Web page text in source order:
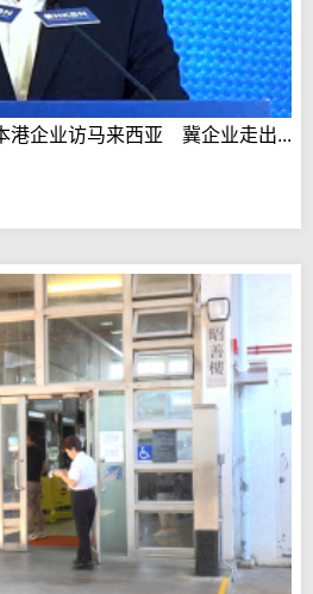
港企业访马来西亚 冀企业走出...